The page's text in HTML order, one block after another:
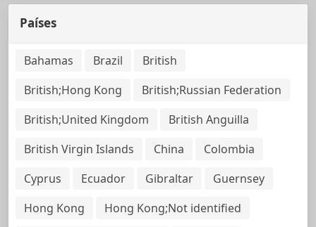
Países
Bahamas Brazil
British
British;Hong Kong
British;Russian Federation
British;United Kingdom
British Anguilla
British Virgin Islands
China
Colombia
Cyprus
Ecuador Gibraltar
Guernsey
Hong Kong
Hong Kong;Not identified